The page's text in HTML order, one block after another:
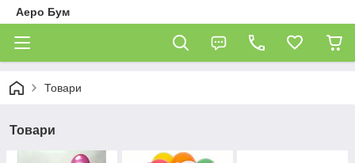
Аеро Бум
Товари
Товари